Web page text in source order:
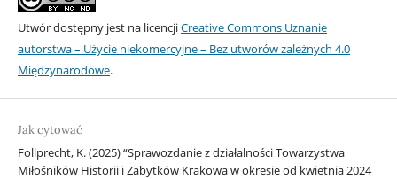
Utwór dostępny jest na licencjiCreative Commons Uznanie
autorstwa – Użycie niekomercyjne – Bez utworów zależnych 4.0
Międzynarodowe.
Jak cytować
Follprecht, K. (2025) “Sprawozdanie z działalności Towarzystwa
Miłośników Historii i Zabytków Krakowa w okresie od kwietnia 2024